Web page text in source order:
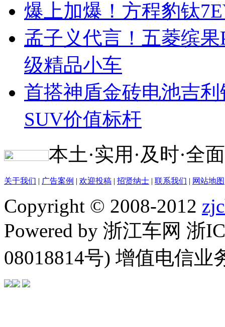
爆上加爆！方程豹钛
孟子义代言！五菱缤
级精品小车
首搭神盾金砖电池吉
SUV价值标杆
本土·实用·及时·全
关于我们 | 广告案例 | 欢迎投稿 | 招贤纳士 | 联系我们 | 网站地图
Copyright © 2008-2012
Powered by 浙江车网 浙
08018814号) 增值电信业